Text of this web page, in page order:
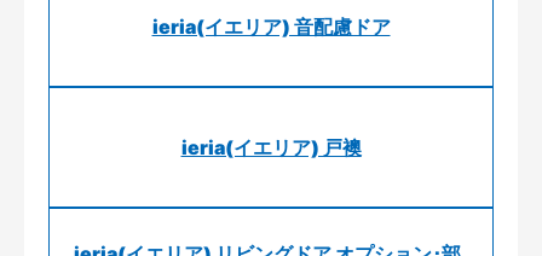
ieria(イエリア) 音配慮ドア
ieria(イエリア) 戸襖